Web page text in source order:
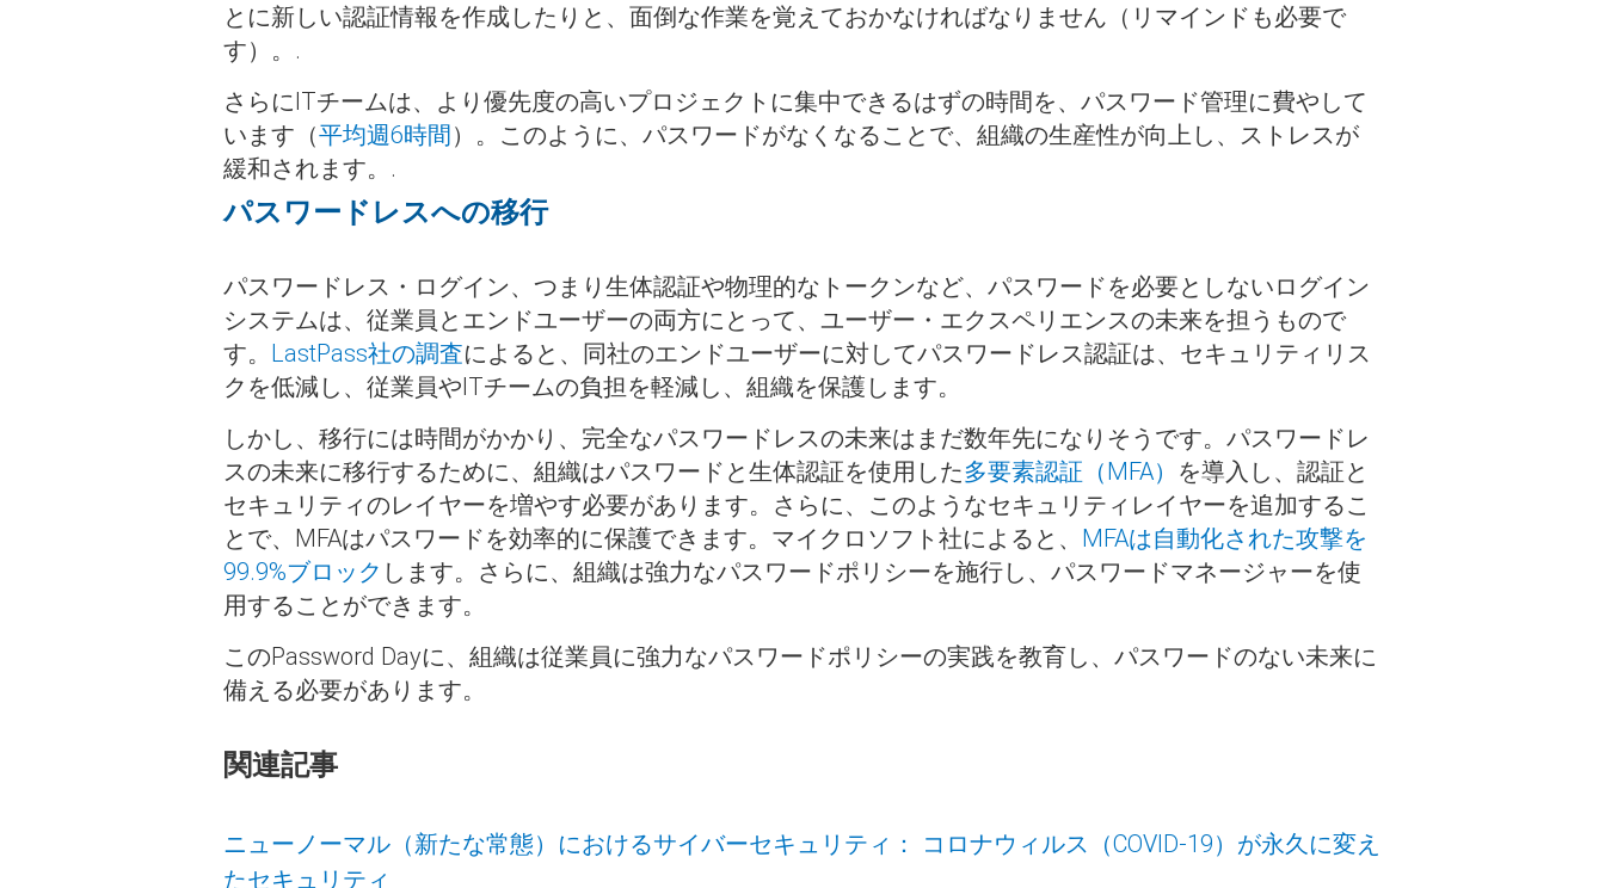
とに新しい認証情報を作成したりと、面倒な作業を覚えておかなければなりません（リマインドも必要で
す）。.
さらにITチームは、より優先度の高いプロジェクトに集中できるはずの時間を、パスワード管理に費やして
います（平均週6時間）。このように、パスワードがなくなることで、組織の生産性が向上し、ストレスが
緩和されます。.
パスワードレスへの移行
パスワードレス・ログイン、つまり生体認証や物理的なトークンなど、パスワードを必要としないログイン
システムは、従業員とエンドユーザーの両方にとって、ユーザー・エクスペリエンスの未来を担うもので
す。 LastPass社の調査によると、同社のエンドユーザーに対してパスワードレス認証は、セキュリティリス
クを低減し、従業員やITチームの負担を軽減し、組織を保護します。
しかし、移行には時間がかかり、完全なパスワードレスの未来はまだ数年先になりそうです。パスワードレ
スの未来に移行するために、組織はパスワードと生体認証を使用した多要素認証（MFA） を導入し、認証と
セキュリティのレイヤーを増やす必要があります。さらに、このようなセキュリティレイヤーを追加するこ
とで、MFAはパスワードを効率的に保護できます。マイクロソフト社によると、 MFAは自動化された攻撃を
99.9%ブロック します。さらに、組織は強力なパスワードポリシーを施行し、パスワードマネージャーを使
用することができます。
このPassword Dayに、組織は従業員に強力なパスワードポリシーの実践を教育し、パスワードのない未来に
備える必要があります。
関連記事
ニューノーマル（新たな常態）におけるサイバーセキュリティ： コロナウィルス（COVID-19）が永久に変え
たセキュリティ